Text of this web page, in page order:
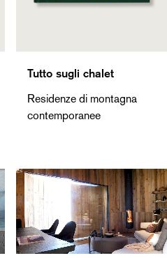
Tutto sugli chalet
Residenze di montagna
contemporanee